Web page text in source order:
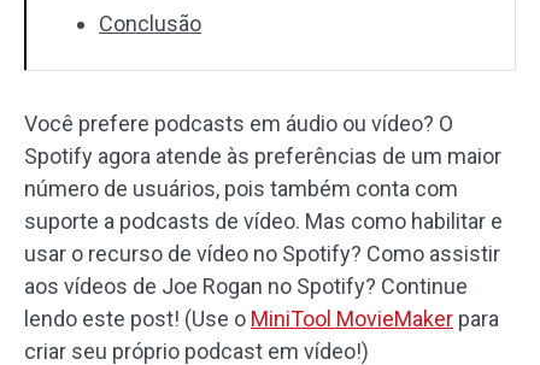
Conclusão
Você prefere podcasts em áudio ou vídeo? O
Spotify agora atende às preferências de um maior
número de usuários, pois também conta com
suporte a podcasts de vídeo. Mas como habilitar e
usar o recurso de vídeo no Spotify? Como assistir
aos vídeos de Joe Rogan no Spotify? Continue
lendo este post! (Use o MiniTool MovieMaker para
criar seu próprio podcast em vídeo!)